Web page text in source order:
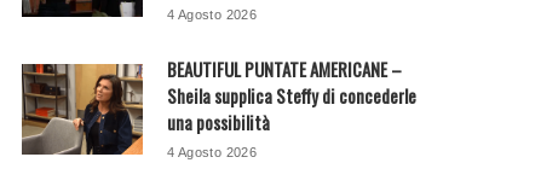
4 Agosto 2026
BEAUTIFUL PUNTATE AMERICANE –
Sheila supplica Steffy di concederle
una possibilità
4 Agosto 2026